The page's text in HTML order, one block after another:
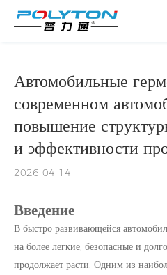
Автомобильные
современном
повышение
и эффективности
2026-04-14
Введение
В быстро развивающейся
на более легкие, безопасные и
продолжает расти. Одним из